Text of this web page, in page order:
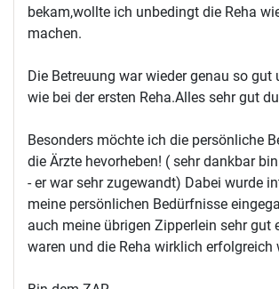
bekam,wollte ich unbedingt die Reha
machen.
Die Betreuung war wieder genau so
wie bei der ersten Reha.Alles sehr gut
Besonders möchte ich die persönliche
die Ärzte hevorheben! ( sehr dankbar
- er war sehr zugewandt) Dabei wurde
meine persönlichen Bedürfnisse
auch meine übrigen Zipperlein sehr gut
waren und die Reha wirklich erfolgreich